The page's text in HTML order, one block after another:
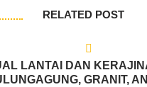
RELATED POST
LANTAI DAN
GRANIT,